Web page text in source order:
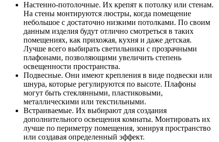
Настенно-потолочные. Их крепят к потолку или стенам.
На стены монтируются люстры, когда помещение
небольшое с достаточно низкими потолками. По своим
данным изделия будут отлично смотреться в таких
помещениях, как прихожая, кухня и даже детская.
Лучше всего выбирать светильники с прозрачными
плафонами, позволяющими увеличить степень
освещенности пространства.
Подвесные. Они имеют крепления в виде подвески или
шнура, которые регулируются по высоте. Плафоны
могут быть стеклянными, пластиковыми,
металлическими или текстильными.
Встраиваемые. Их выбирают для создания
дополнительного освещения комнаты. Монтировать их
лучше по периметру помещения, зонируя пространство
или создавая определенный эффект.